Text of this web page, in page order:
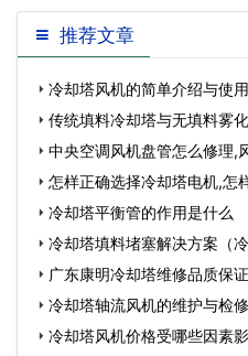
推荐文章
冷却塔风机的简单介绍与使用
传统填料冷却塔与无填料雾
点…中央空调风机盘管怎么修理,
怎样正确选择冷却塔电机,怎
冷却塔平衡管的作用是什么
冷却塔填料堵塞解决方案（
广东康明冷却塔维修品质保
冷却塔轴流风机的维护与检修
冷却塔风机价格受哪些因素